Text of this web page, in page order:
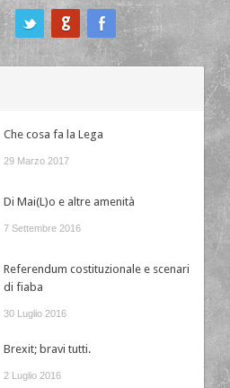
Che cosa fa la Lega
29 Marzo 2017
Di Mai(L)o e altre amenità
7 Settembre 2016
Referendum costituzionale e scenari
di fiaba
30 Luglio 2016
Brexit; bravi tutti.
2 Luglio 2016